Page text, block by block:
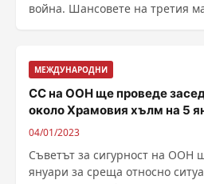
война. Шансовете на третия
МЕЖДУНАРОДНИ
СС на ООН ще проведе
около Храмовия хълм на 5
04/01/2023
Съветът за сигурност на ООН
януари за среща относно